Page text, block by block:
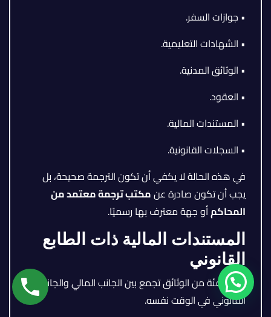
• جوازات السفر.
• الشهادات التعليمية.
• الوثائق المدنية.
• العقود.
• المستندات المالية.
• السجلات القانونية.
في هذه الحالة لا يكفي أن تكون الترجمة صحيحة، بل
يجب أن تكون صادرة عنمكتب ترجمة معتمد من
المحاكمأو جهة معترف بها رسميًا.
المستندات المالية ذات الطابع
القانوني
هناك فئة من الوثائق تجمع بين الجانب المالي والجانب
القانوني في الوقت نفسه.